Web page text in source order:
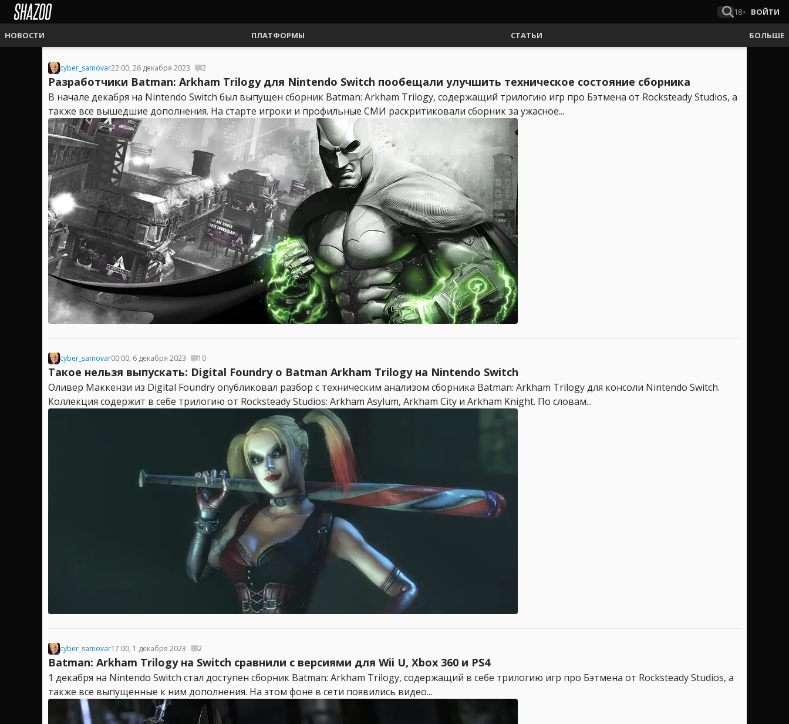
18+ ВОЙТИ
НОВОСТИ ПЛАТФОРМЫ СТАТЬИ БОЛЬШЕ
cyber_samovar22:00, 26 декабря 2023 2
Разработчики Batman: Arkham Trilogy для Nintendo Switch пообещали улучшить техническое состояние сборника
В начале декабря на Nintendo Switch был выпущен сборник Batman: Arkham Trilogy, содержащий трилогию игр про Бэтмена от Rocksteady Studios, а
также все вышедшие дополнения. На старте игроки и профильные СМИ раскритиковали сборник за ужасное...
cyber_samovar00:00, 6 декабря 2023 10
Такое нельзя выпускать: Digital Foundry о Batman Arkham Trilogy на Nintendo Switch
Оливер Маккензи из Digital Foundry опубликовал разбор с техническим анализом сборника Batman: Arkham Trilogy для консоли Nintendo Switch.
Коллекция содержит в себе трилогию от Rocksteady Studios: Arkham Asylum, Arkham City и Arkham Knight. По словам...
cyber_samovar17:00, 1 декабря 2023 2
Batman: Arkham Trilogy на Switch сравнили с версиями для Wii U, Xbox 360 и PS4
1 декабря на Nintendo Switch стал доступен сборник Batman: Arkham Trilogy, содержащий в себе трилогию игр про Бэтмена от Rocksteady Studios, а
также все выпущенные к ним дополнения. На этом фоне в сети появились видео...